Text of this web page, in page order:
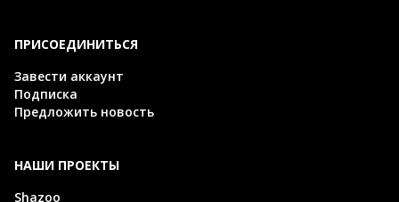
ПРИСОЕДИНИТЬСЯ
Завести аккаунт
Подписка
Предложить новость
НАШИ ПРОЕКТЫ
Shazoo